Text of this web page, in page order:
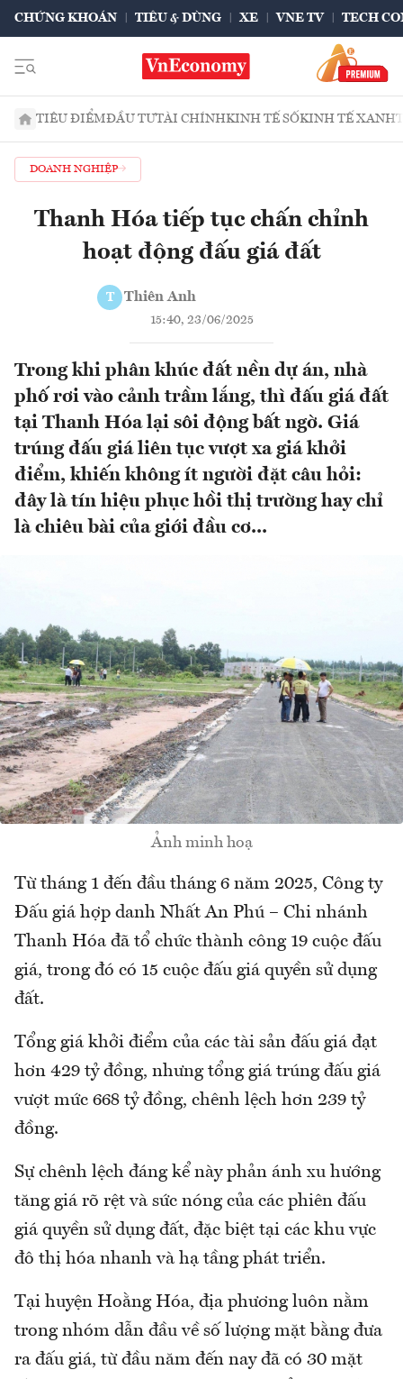
CHỨNG KHOÁN TIÊU & DÙNG XE VNE TV TECH
TIÊU ĐIỂMĐẦU TƯTÀI CHÍNHKINH TẾ SỐKINH TẾ XANH
DOANH NGHIỆP
Thanh Hóa tiếp tục chấn chỉnh
hoạt động đấu giá đất
T Thiên Anh
15:40, 23/06/2025
Trong khi phân khúc đất nền dự án, nhà
phố rơi vào cảnh trầm lắng, thì đấu giá đất
tại Thanh Hóa lại sôi động bất ngờ. Giá
trúng đấu giá liên tục vượt xa giá khởi
điểm, khiến không ít người đặt câu hỏi:
đây là tín hiệu phục hồi thị trường hay chỉ
là chiêu bài của giới đầu cơ...
Ảnh minh hoạ
Từ tháng 1 đến đầu tháng 6 năm 2025, Công ty
Đấu giá hợp danh Nhất An Phú – Chi nhánh
Thanh Hóa đã tổ chức thành công 19 cuộc đấu
giá, trong đó có 15 cuộc đấu giá quyền sử dụng
đất.
Tổng giá khởi điểm của các tài sản đấu giá đạt
hơn 429 tỷ đồng, nhưng tổng giá trúng đấu giá
vượt mức 668 tỷ đồng, chênh lệch hơn 239 tỷ
đồng.
Sự chênh lệch đáng kể này phản ánh xu hướng
tăng giá rõ rệt và sức nóng của các phiên đấu
giá quyền sử dụng đất, đặc biệt tại các khu vực
đô thị hóa nhanh và hạ tầng phát triển.
Tại huyện Hoằng Hóa, địa phương luôn nằm
trong nhóm dẫn đầu về số lượng mặt bằng đưa
ra đấu giá, từ đầu năm đến nay đã có 30 mặt